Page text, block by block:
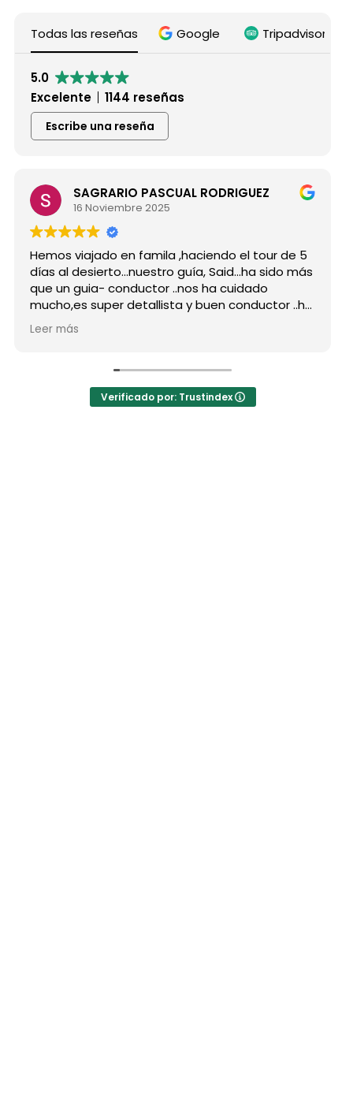
Todas las reseñas Google Tripadvisor
5.0
Excelente
1144 reseñas
Escribe una reseña
SAGRARIO PASCUAL RODRIGUEZ
16 Noviembre 2025
Hemos viajado en famila ,haciendo el tour de 5
días al desierto...nuestro guía, Said...ha sido más
que un guia- conductor ..nos ha cuidado
mucho,es super detallista y buen conductor ..ha
estado atento a todas nuestras peticiones y
nos ha enseñado muchos lugares
persona..Gracias Said.
En cuanto a la agencia,..súper agradecida a Mila
Leer más
Verificado por: Trustindex